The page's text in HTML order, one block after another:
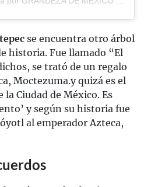
se encuentra otro árbol
historia. Fue llamado “El
se trató de un regalo
Moctezuma.y quizá es el
la Ciudad de México. Es
y según su historia fue
al emperador Azteca,